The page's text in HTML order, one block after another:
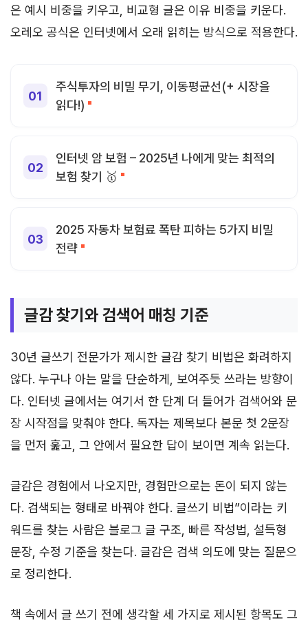
은 예시 비중을 키우고, 비교형 글은 이유 비중을 키운다.
오레오 공식은 인터넷에서 오래 읽히는 방식으로 적용한다.
주식투자의 비밀 무기, 이동평균선(+ 시장을
읽다!)
인터넷 암 보험 – 2025년 나에게 맞는 최적의
보험 찾기 🥇
2025 자동차 보험료 폭탄 피하는 5가지 비밀
전략
글감 찾기와 검색어 매칭 기준
30년 글쓰기 전문가가 제시한 글감 찾기 비법은 화려하지
않다. 누구나 아는 말을 단순하게, 보여주듯 쓰라는 방향이
다. 인터넷 글에서는 여기서 한 단계 더 들어가 검색어와 문
장 시작점을 맞춰야 한다. 독자는 제목보다 본문 첫 2문장
을 먼저 훑고, 그 안에서 필요한 답이 보이면 계속 읽는다.
글감은 경험에서 나오지만, 경험만으로는 돈이 되지 않는
다. 검색되는 형태로 바꿔야 한다. 글쓰기 비법”이라는 키
워드를 찾는 사람은 블로그 글 구조, 빠른 작성법, 설득형
문장, 수정 기준을 찾는다. 글감은 검색 의도에 맞는 질문으
로 정리한다.
책 속에서 글 쓰기 전에 생각할 세 가지로 제시된 항목도 그